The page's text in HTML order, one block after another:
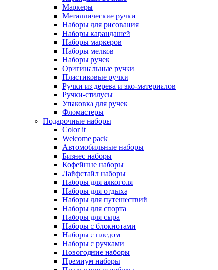
Маркеры
Металлические ручки
Наборы для рисования
Наборы карандашей
Наборы маркеров
Наборы мелков
Наборы ручек
Оригинальные ручки
Пластиковые ручки
Ручки из дерева и эко-материалов
Ручки-стилусы
Упаковка для ручек
Фломастеры
Подарочные наборы
Color it
Welcome pack
Автомобильные наборы
Бизнес наборы
Кофейные наборы
Лайфстайл наборы
Наборы для алкоголя
Наборы для отдыха
Наборы для путешествий
Наборы для спорта
Наборы для сыра
Наборы с блокнотами
Наборы с пледом
Наборы с ручками
Новогодние наборы
Премиум наборы